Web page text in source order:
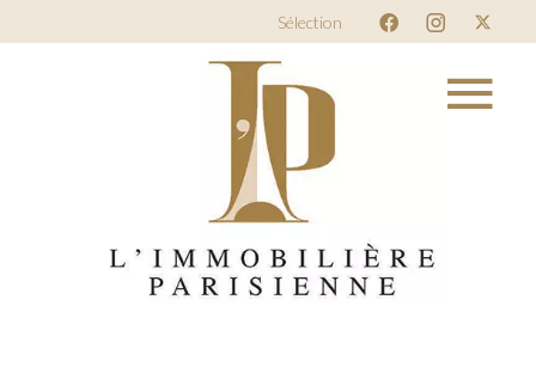
Sélection